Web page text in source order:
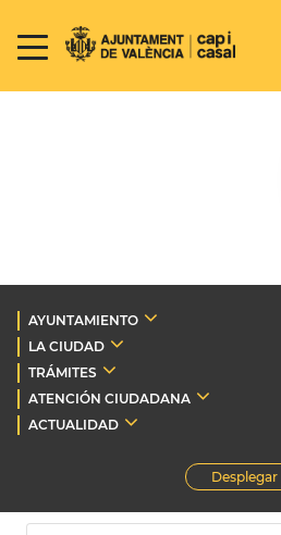
AYUNTAMIENTO
LA CIUDAD
TRÁMITES
ATENCIÓN CIUDADANA
ACTUALIDAD
Desplegar